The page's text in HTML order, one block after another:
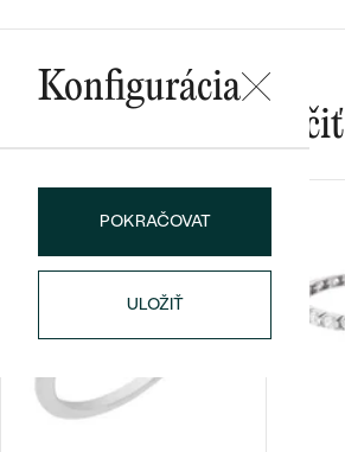
Bestsellery
OBJAVIŤ
Konfigurácia
POKRAČOVAT
ULOŽIŤ
Mohlo by sa vám páčiť